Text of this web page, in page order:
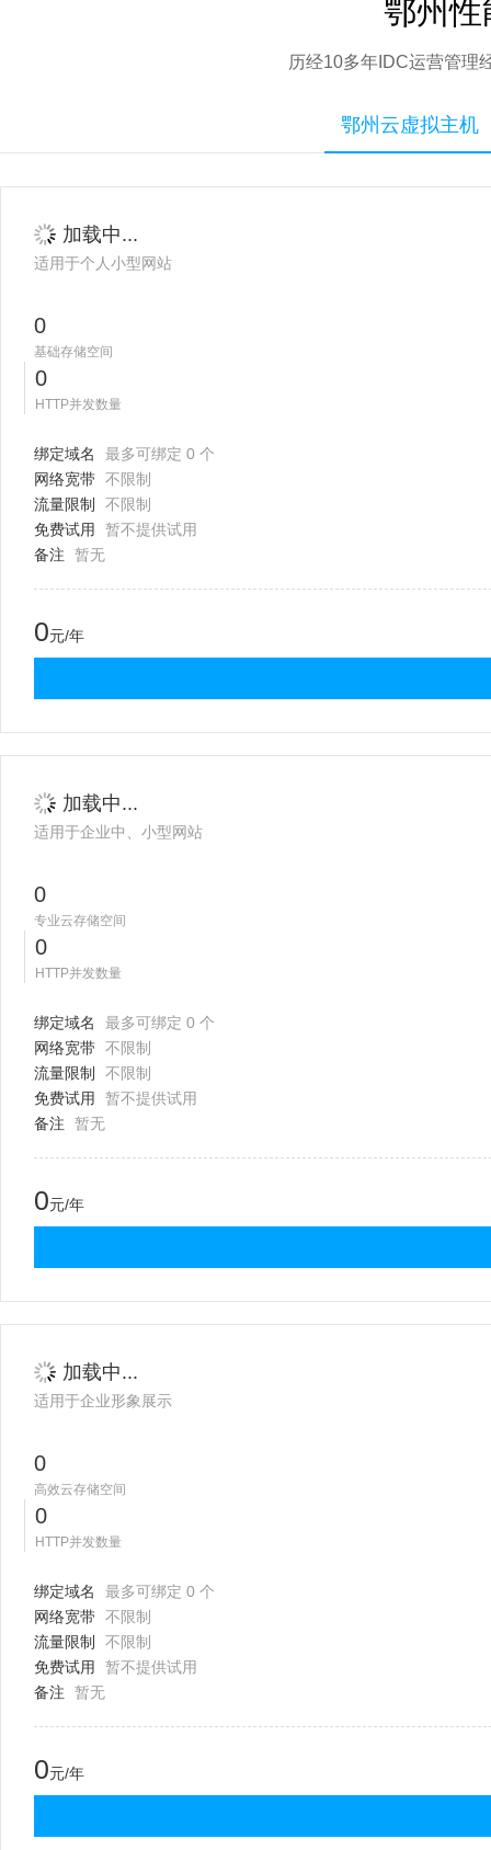
鄂州性
历经10多年IDC运营管理
鄂州云虚拟主机
加载中...
适用于个人小型网站
0
基础存储空间
0
HTTP并发数量
绑定域名
最多可绑定 0 个
网络宽带 不限制
流量限制
不限制
免费试用
暂不提供试用
备注
暂无
0元/年
加载中...
适用于企业中、小型网站
0
专业云存储空间
0
HTTP并发数量
绑定域名
最多可绑定 0 个
网络宽带 不限制
流量限制
不限制
免费试用
暂不提供试用
备注
暂无
0元/年
加载中...
适用于企业形象展示
0
高效云存储空间
0
HTTP并发数量
绑定域名
最多可绑定 0 个
网络宽带 不限制
流量限制
不限制
免费试用
暂不提供试用
备注
暂无
0元/年